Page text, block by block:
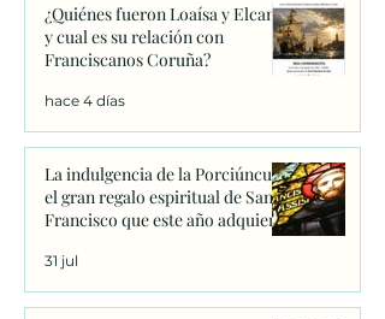
¿Quiénes fueron Loaísa y Elcano
y cual es su relación con
Franciscanos Coruña?
hace 4 días
La indulgencia de la Porciúncula:
el gran regalo espiritual de San
Francisco que este año adquiere
31 jul